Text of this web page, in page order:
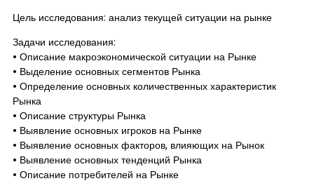
Цель исследования: анализ текущей ситуации на рынке
Задачи исследования:
• Описание макроэкономической ситуации на Рынке
• Выделение основных сегментов Рынка
• Определение основных количественных характеристик
Рынка
• Описание структуры Рынка
• Выявление основных игроков на Рынке
• Выявление основных факторов, влияющих на Рынок
• Выявление основных тенденций Рынка
• Описание потребителей на Рынке